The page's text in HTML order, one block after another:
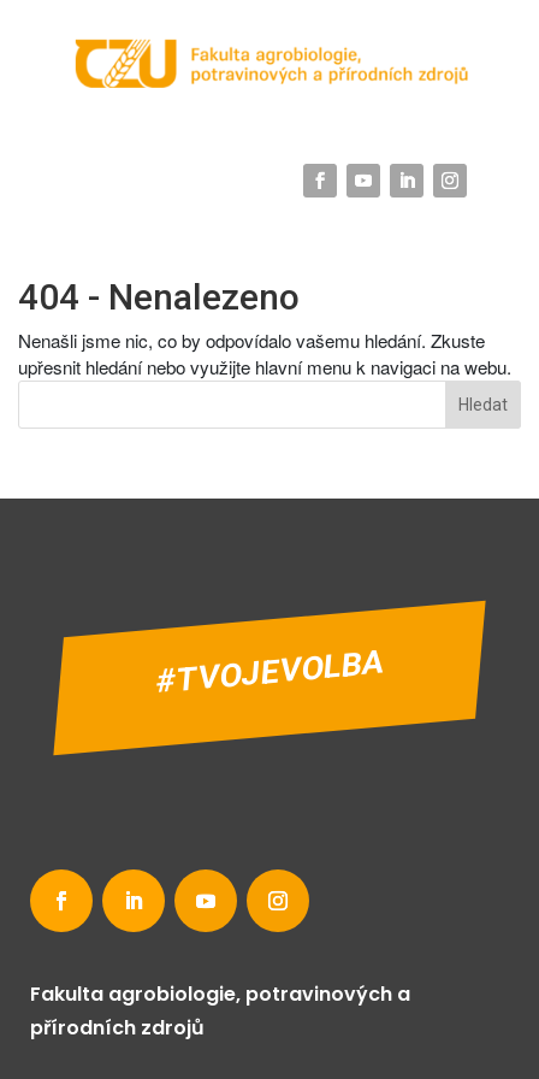
404 - Nenalezeno
Nenašli jsme nic, co by odpovídalo vašemu hledání. Zkuste
upřesnit hledání nebo využijte hlavní menu k navigaci na webu.
#TVOJEVOLBA
Fakulta agrobiologie, potravinových a
přírodních zdrojů